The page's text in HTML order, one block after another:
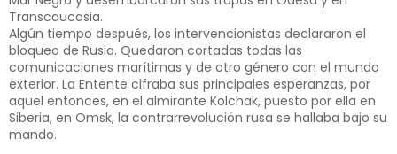
Transcaucasia.
Algún tiempo después, los intervencionistas declararon el
bloqueo de Rusia. Quedaron cortadas todas las
comunicaciones marítimas y de otro género con el mundo
exterior. La Entente cifraba sus principales esperanzas, por
aquel entonces, en el almirante Kolchak, puesto por ella en
Siberia, en Omsk, la contrarrevolución rusa se hallaba bajo su
mando.